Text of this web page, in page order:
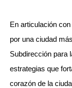
En articulación
por una ciudad
Subdirección para
estrategias que
corazón de la